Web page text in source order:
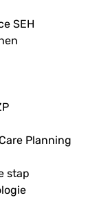
SEH
Planning
stap